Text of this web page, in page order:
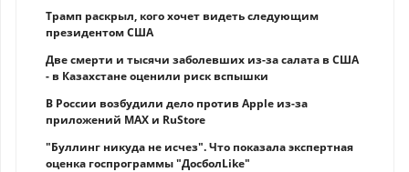
Трамп раскрыл, кого хочет видеть следующим
президентом США
Две смерти и тысячи заболевших из-за салата в США
- в Казахстане оценили риск вспышки
В России возбудили дело против Apple из-за
приложений MAX и RuStore
"Буллинг никуда не исчез". Что показала экспертная
оценка госпрограммы "ДосболLike"